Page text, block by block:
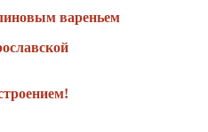
вареньем